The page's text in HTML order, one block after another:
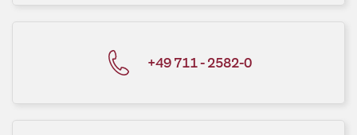
+49 711 - 2582-0